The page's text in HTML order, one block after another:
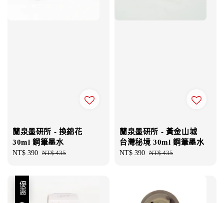
蘭泉墨研所 - 換錦花
30ml 鋼筆墨水
Sale
NT$ 390 Regular
NT$ 435
蘭泉墨研所 - 黃金山城
台灣秘境 30ml 鋼筆墨水
Sale
NT$ 390 Regular
NT$ 435
優惠